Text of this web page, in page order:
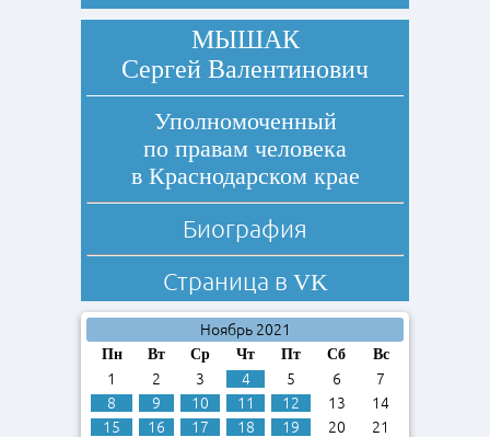
МЫШАК
Сергей Валентинович
Уполномоченный
по правам человека
в Краснодарском крае
Биография
Страница в VK
Ноябрь 2021
Пн Вт Ср Чт Пт Сб Вс
1 2 3 4 5 6
7
8
9 10 11 12 13
14
15
16 17 18 19 20
21